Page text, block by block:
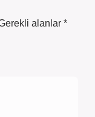
alanlar *